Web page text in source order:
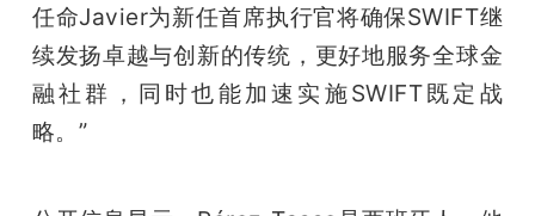
任命Javier为新任首席执行官将确保SWIFT继
续发扬卓越与创新的传统，更好地服务全球金
融社群，同时也能加速实施SWIFT既定战
略。”